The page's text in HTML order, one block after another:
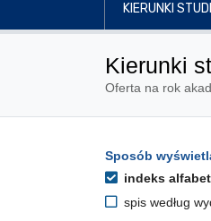
KIERUNKI
Kierunki
Oferta na rok
Opcje
Przejdź do listy
Sposób
indeks
spis według